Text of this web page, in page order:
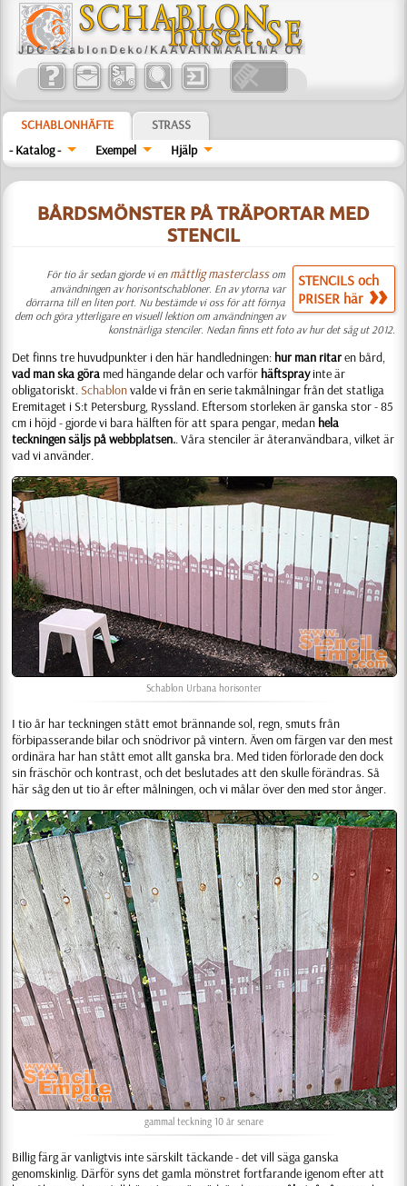
SCHABLONHÄFTE
STRASS
- Katalog -
Exempel Hjälp
BÅRDSMÖNSTER PÅ TRÄPORTAR MED
STENCIL
STENCILS och
PRISER här
För tio år sedan gjorde vi en måttlig masterclassom
användningen av horisontschabloner. En av ytorna var
dörrarna till en liten port. Nu bestämde vi oss för att förnya
dem och göra ytterligare en visuell lektion om användningen av
konstnärliga stenciler. Nedan finns ett foto av hur det såg ut 2012.
Det finns tre huvudpunkter i den här handledningen: hur man ritaren bård,
vad man ska göra med hängande delar och varför häftsprayinte är
obligatoriskt.Schablonvalde vi från en serie takmålningar från det statliga
Eremitaget i S:t Petersburg, Ryssland. Eftersom storleken är ganska stor - 85
cm i höjd - gjorde vi bara hälften för att spara pengar, medan hela
teckningen säljs på webbplatsen.. Våra stenciler är återanvändbara, vilket är
vad vi använder.
Schablon Urbana horisonter
I tio år har teckningen stått emot brännande sol, regn, smuts från
förbipasserande bilar och snödrivor på vintern. Även om färgen var den mest
ordinära har han stått emot allt ganska bra. Med tiden förlorade den dock
sin fräschör och kontrast, och det beslutades att den skulle förändras. Så
här såg den ut tio år efter målningen, och vi målar över den med stor ånger.
gammal teckning 10 år senare
Billig färg är vanligtvis inte särskilt täckande - det vill säga ganska
genomskinlig. Därför syns det gamla mönstret fortfarande igenom efter att